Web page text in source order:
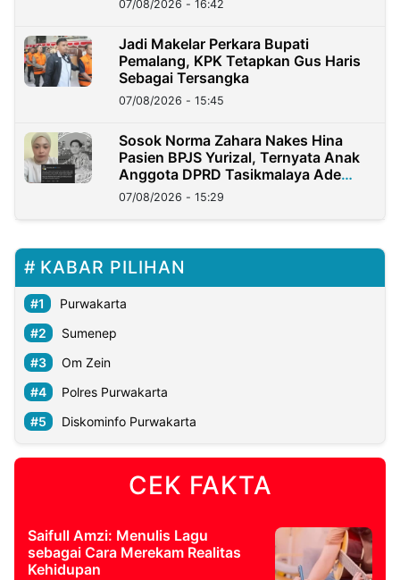
07/08/2026 - 16:42
Jadi Makelar Perkara Bupati
Pemalang, KPK Tetapkan Gus Haris
Sebagai Tersangka
07/08/2026 - 15:45
Sosok Norma Zahara Nakes Hina
Pasien BPJS Yurizal, Ternyata Anak
Anggota DPRD Tasikmalaya Ade
Lukman
07/08/2026 - 15:29
KABAR PILIHAN
Purwakarta
Sumenep
Om Zein
Polres Purwakarta
Diskominfo Purwakarta
CEK FAKTA
Saifull Amzi: Menulis Lagu
sebagai Cara Merekam Realitas
Kehidupan